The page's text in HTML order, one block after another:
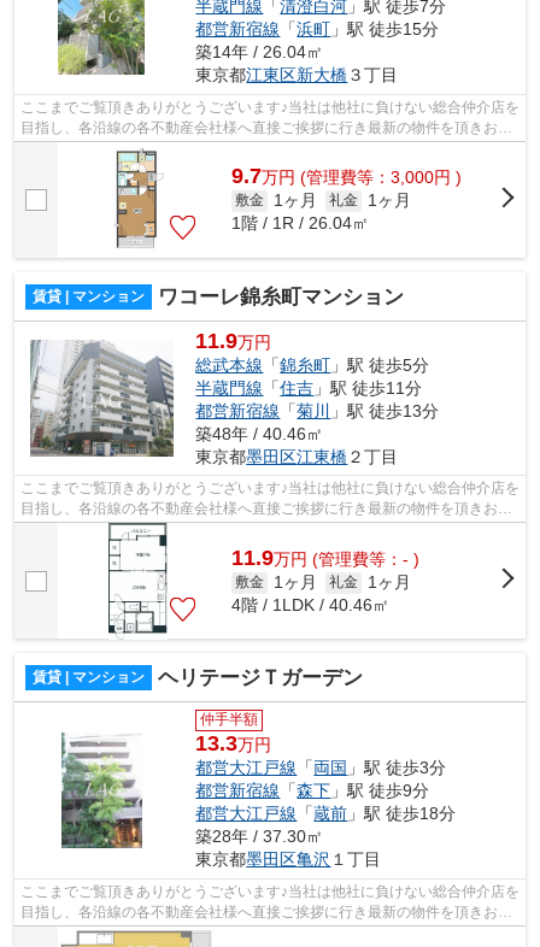
半蔵門線 「清澄白河 」駅 徒歩7分
都営新宿線 「浜町 」駅 徒歩15分
築14年 / 26.04㎡
東京都江東区新大橋３丁目
ここまでご覧頂きありがとうございます♪当社は他社に負けない総合仲介店を
目指し、各沿線の各不動産会社様へ直接ご挨拶に行き最新の物件を頂きお客
様へ提供しております！最新の情報は...
9.7万円 (管理費等：3,000円 )
敷金 1ヶ月 礼金
1ヶ月
1階 / 1R / 26.04㎡
賃貸 | マンション ワコーレ錦糸町マンション
11.9万円
総武本線 「錦糸町 」駅 徒歩5分
半蔵門線 「住吉 」駅 徒歩11分
都営新宿線 「菊川 」駅 徒歩13分
築48年 / 40.46㎡
東京都墨田区江東橋２丁目
ここまでご覧頂きありがとうございます♪当社は他社に負けない総合仲介店を
目指し、各沿線の各不動産会社様へ直接ご挨拶に行き最新の物件を頂きお客
様へ提供しております！最新の情報は...
11.9万円 (管理費等：- )
敷金 1ヶ月 礼金
1ヶ月
4階 / 1LDK / 40.46㎡
賃貸 | マンション ヘリテージＴガーデン
仲手半額
13.3万円
都営大江戸線 「両国 」駅 徒歩3分
都営新宿線 「森下 」駅 徒歩9分
都営大江戸線 「蔵前 」駅 徒歩18分
築28年 / 37.30㎡
東京都墨田区亀沢 １丁目
ここまでご覧頂きありがとうございます♪当社は他社に負けない総合仲介店を
目指し、各沿線の各不動産会社様へ直接ご挨拶に行き最新の物件を頂きお客
様へ提供しております！最新の情報は...